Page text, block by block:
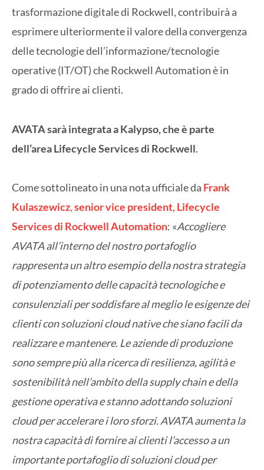
trasformazione digitale di Rockwell, contribuirà a
esprimere ulteriormente il valore della convergenza
delle tecnologie dell’informazione/tecnologie
operative (IT/OT) che Rockwell Automation è in
grado di offrire ai clienti.
AVATA sarà integrata a Kalypso, che è parte
dell’area Lifecycle Services di Rockwell.
Come sottolineato in una nota ufficiale da Frank
Kulaszewicz,senior vice president, Lifecycle
Services di Rockwell Automation: «Accogliere
AVATA all’interno del nostro portafoglio
rappresenta un altro esempio della nostra strategia
di potenziamento delle capacità tecnologiche e
consulenziali per soddisfare al meglio le esigenze dei
clienti con soluzioni cloud native che siano facili da
realizzare e mantenere. Le aziende di produzione
sono sempre più alla ricerca di resilienza, agilità e
sostenibilità nell’ambito della supply chain e della
gestione operativa e stanno adottando soluzioni
cloud per accelerare i loro sforzi. AVATA aumenta la
nostra capacità di fornire ai clienti l’accesso a un
importante portafoglio di soluzioni cloud per